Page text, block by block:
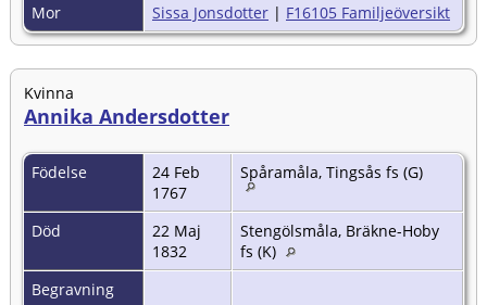
Mor
Sissa Jonsdotter | F16105 Familjeöversikt
Kvinna
Annika Andersdotter
Födelse
24 Feb
1767
Spåramåla, Tingsås fs (G)
Död
22 Maj
1832
Stengölsmåla, Bräkne-Hoby
fs (K)
Begravning